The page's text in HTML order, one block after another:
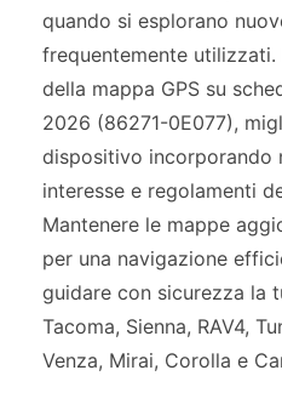
quando si esplorano
frequentemente
della mappa GPS su
2026 (86271-0E077),
dispositivo incorporando
interesse e regolamenti
Mantenere le mappe
per una navigazione
guidare con sicurezza la
Tacoma, Sienna, RAV4,
Venza, Mirai, Corolla e